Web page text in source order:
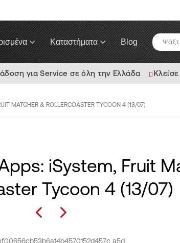
Καταστήματα Blog
για Service σε όλη την Ελλάδα
MATCHER & ROLLERCOASTER TYCOON 4 (13/07)
iSystem, Fruit
Tycoon 4 (13/07)